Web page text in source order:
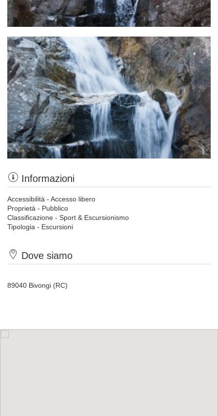
Informazioni
Accessibilità - Accesso libero
Proprietà - Pubblico
Classificazione - Sport & Escursionismo
Tipologia - Escursioni
Dove siamo
89040 Bivongi (RC)